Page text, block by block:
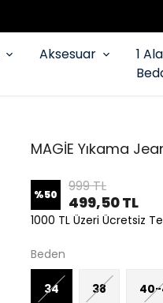
Aksesuar
1
MAGİE Yıkama
%50 999 TL
499,50 TL
1000 TL Üzeri Ücretsiz
Beden
34 38 40-